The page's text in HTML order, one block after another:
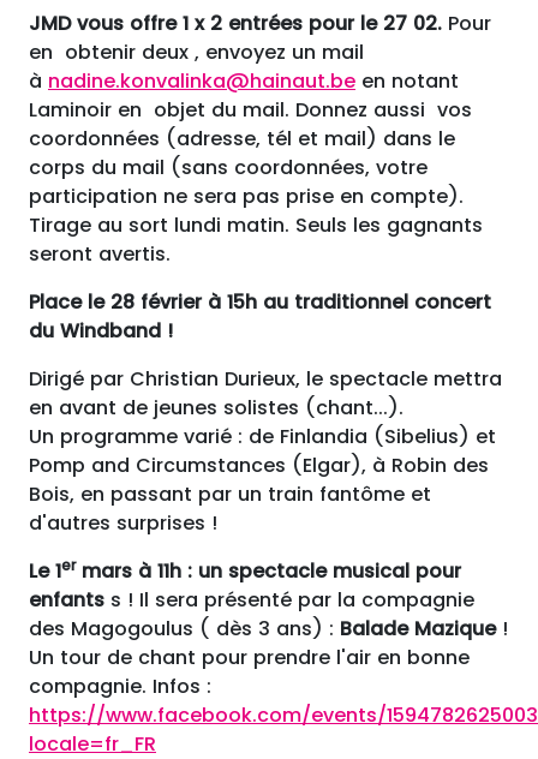
JMD vous offre 1 x 2 entrées pour le 27 02. Pour
en obtenir deux , envoyez un mail
à nadine.konvalinka@hainaut.be en notant
Laminoir en objet du mail. Donnez aussi vos
coordonnées (adresse, tél et mail) dans le
corps du mail (sans coordonnées, votre
participation ne sera pas prise en compte).
Tirage au sort lundi matin. Seuls les gagnants
seront avertis.
Place le 28 février à 15h au traditionnel concert
du Windband !
Dirigé par Christian Durieux, le spectacle mettra
en avant de jeunes solistes (chant...).
Un programme varié : de Finlandia (Sibelius) et
Pomp and Circumstances (Elgar), à Robin des
Bois, en passant par un train fantôme et
d'autres surprises !
Le 1ermars à 11h : un spectacle musical pour
enfants s ! Il sera présenté par la compagnie
des Magogoulus ( dès 3 ans) : Balade Mazique!
Un tour de chant pour prendre l'air en bonne
compagnie. Infos :
https://www.facebook.com/events/
locale=fr_FR